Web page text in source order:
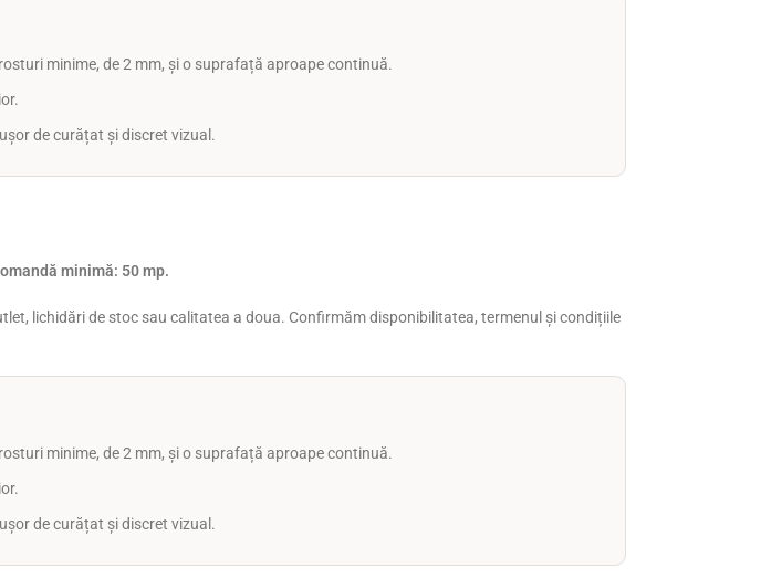
minime, de 2 mm, și o suprafață aproape continuă.
de curățat și discret vizual.
minimă: 50 mp.
lichidări de stoc sau calitatea a doua. Confirmăm disponibilitatea, termenul și condițiile
minime, de 2 mm, și o suprafață aproape continuă.
de curățat și discret vizual.